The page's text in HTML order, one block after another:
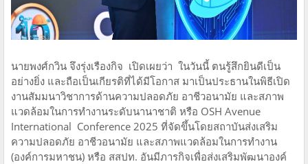
นายพงศ์กวิน จึงรุ่งเรืองกิจ เปิดเผยว่า ในวันนี้ ตนรู้สึกยินดีเป็น
อย่างยิ่ง และถือเป็นเกียรติที่ได้มีโอกาส มาเป็นประธานในพิธีเปิด
งานสัมมนาวิชาการด้านความปลอดภัย อาชีวอนามัย และสภาพ
แวดล้อมในการทำงานระดับนานาชาติ หรือ OSH Avenue
International Conference 2025 ที่จัดขึ้นโดยสถาบันส่งเสริม
ความปลอดภัย อาชีวอนามัย และสภาพแวดล้อมในการทำงาน
(องค์การมหาชน) หรือ สสปท. อันมีภารกิจเพื่อส่งเสริมพัฒนาองค์